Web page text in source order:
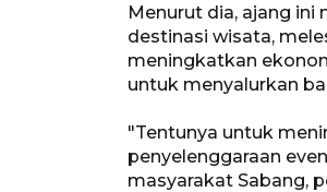
Menurut dia, ajang
destinasi wisata,
meningkatkan
untuk menyalurkan
"Tentunya untuk
penyelenggaraan
masyarakat Sabang,